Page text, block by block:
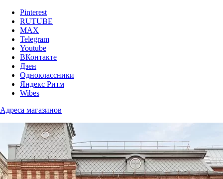
Pinterest
RUTUBE
MAX
Telegram
Youtube
ВКонтакте
Дзен
Одноклассники
Яндекс Ритм
Wibes
Адреса магазинов